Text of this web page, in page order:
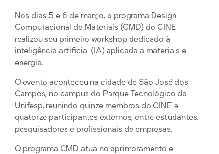
Nos dias 5 e 6 de março, o programa Design
Computacional de Materiais (CMD) do CINE
realizou seu primeiro workshop dedicado à
inteligência artificial (IA) aplicada a materiais e
energia.
O evento aconteceu na cidade de São José dos
Campos, no campus do Parque Tecnológico da
Unifesp, reunindo quinze membros do CINE e
quatorze participantes externos, entre estudantes,
pesquisadores e profissionais de empresas.
O programa CMD atua no aprimoramento e